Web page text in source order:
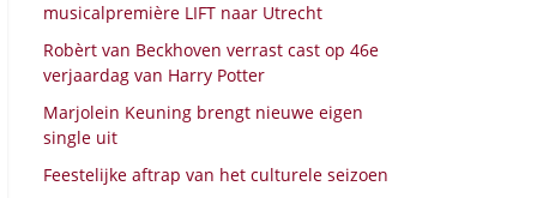
musicalpremière LIFT naar Utrecht
Robèrt van Beckhoven verrast cast op 46e
verjaardag van Harry Potter
Marjolein Keuning brengt nieuwe eigen
single uit
Feestelijke aftrap van het culturele seizoen